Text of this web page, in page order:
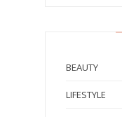
BEAUTY
LIFESTYLE